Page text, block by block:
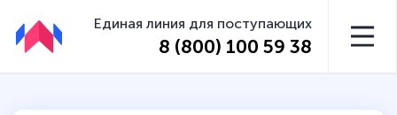
Единая линия для поступающих
8 (800) 100 59 38